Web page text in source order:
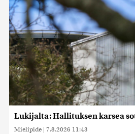
Lukijalta: Hallituksen karsea
Mielipide | 7.8.2026 11:43